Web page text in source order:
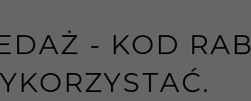
- KOD